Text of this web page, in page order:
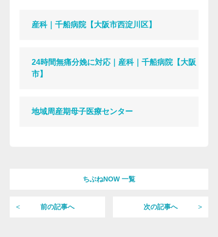
産科｜千船病院【大阪市西淀川区】
24時間無痛分娩に対応｜産科｜千船病院【大阪
市】
地域周産期母子医療センター
前の記事へ
ちぶねNOW 一覧
次の記事へ